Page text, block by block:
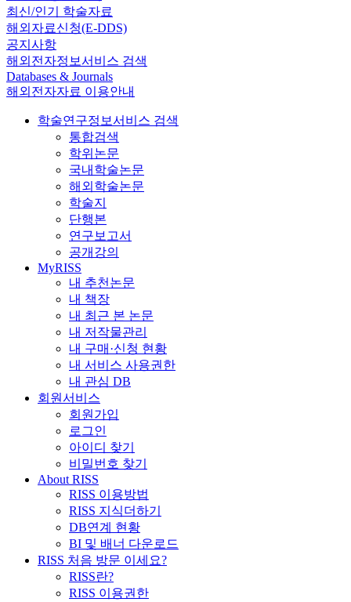
최신/인기 학술자료
해외자료신청(E-DDS)
공지사항
해외전자정보서비스 검색
Databases & Journals
해외전자자료 이용안내
학술연구정보서비스 검색
통합검색
학위논문
국내학술논문
해외학술논문
학술지
단행본
연구보고서
공개강의
MyRISS
내 추천논문
내 책장
내 최근 본 논문
내 저작물관리
내 구매·신청 현황
내 서비스 사용권한
내 관심 DB
회원서비스
회원가입
로그인
아이디 찾기
비밀번호 찾기
About RISS
RISS 이용방법
RISS 지식더하기
DB연계 현황
BI 및 배너 다운로드
RISS 처음 방문 이세요?
RISS란?
RISS 이용권한